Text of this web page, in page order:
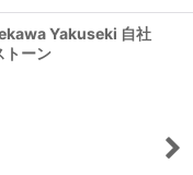
Yakuseki 自社
トーン